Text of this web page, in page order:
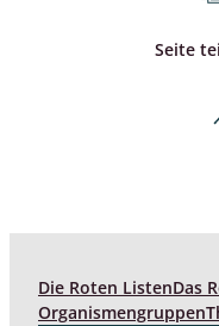
Seite
Die Roten ListenDas
Organismengruppen